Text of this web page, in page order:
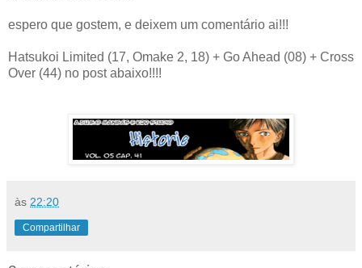
espero que gostem, e deixem um comentário ai!!!
Hatsukoi Limited (17, Omake 2, 18) + Go Ahead (08) + Cross
Over (44) no post abaixo!!!!
às 22:20
Compartilhar